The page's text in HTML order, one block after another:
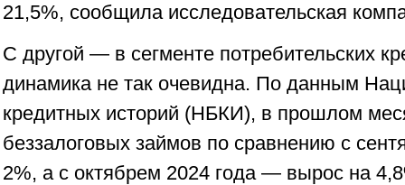
21,5%, сообщила исследовательская
С другой — в сегменте потребительских
динамика не так очевидна. По данным
кредитных историй (НБКИ), в прошлом
беззалоговых займов по сравнению с
2%, а с октябрем 2024 года — вырос на